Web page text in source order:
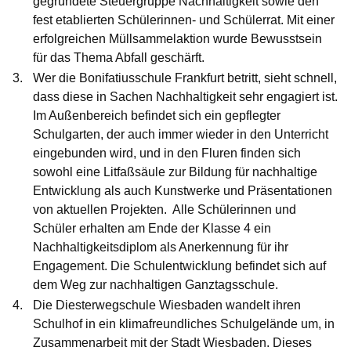
fest etablierten Schülerinnen- und Schülerrat. Mit einer
erfolgreichen Müllsammelaktion wurde Bewusstsein
für das Thema Abfall geschärft.
Wer dieBonifatiusschule Frankfurt betritt, sieht schnell,
dass diese in Sachen Nachhaltigkeit sehr engagiert ist.
Im Außenbereich befindet sich ein gepflegter
Schulgarten, der auch immer wieder in den Unterricht
eingebunden wird, und in den Fluren finden sich
sowohl eine Litfaßsäule zur Bildung für nachhaltige
Entwicklung als auch Kunstwerke und Präsentationen
von aktuellen Projekten. Alle Schülerinnen und
Schüler erhalten am Ende der Klasse 4 ein
Nachhaltigkeitsdiplom als Anerkennung für ihr
Engagement. Die Schulentwicklung befindet sich auf
dem Weg zur nachhaltigen Ganztagsschule.
Die Diesterwegschule Wiesbaden wandelt ihren
Schulhof in ein klimafreundliches Schulgelände um, in
Zusammenarbeit mit der Stadt Wiesbaden. Dieses